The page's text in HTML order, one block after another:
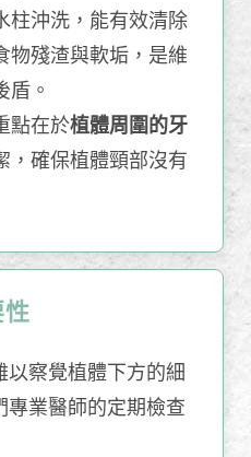
柱沖洗，能有效清除
物殘渣與軟垢，是維
盾。
點在於植體周圍的牙
，確保植體頸部沒有
察覺植體下方的細
專業醫師的定期檢查